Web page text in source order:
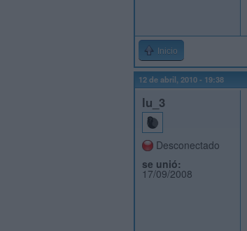
Inicio
12 de abril, 2010 - 19:38
lu_3
Desconectado
se unió:
17/09/2008